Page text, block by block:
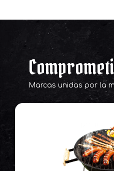
Marcas unidas por la